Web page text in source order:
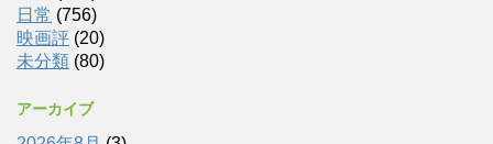
日常 (756)
映画評 (20)
未分類 (80)
アーカイブ